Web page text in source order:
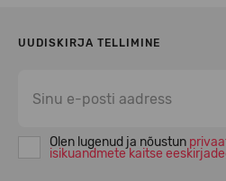
UUDISKIRJA TELLIMINE
Olen lugenud ja nõustun
isikuandmete kaitse